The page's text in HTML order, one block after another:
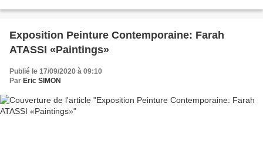
Exposition Peinture Contemporaine: Farah
ATASSI «Paintings»
Publié le 17/09/2020 à 09:10
Par Eric SIMON